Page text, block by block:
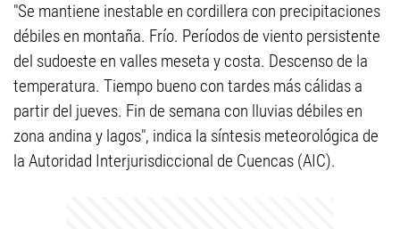
"Se mantiene inestable en cordillera con precipitaciones
débiles en montaña. Frío. Períodos de viento persistente
del sudoeste en valles meseta y costa. Descenso de la
temperatura. Tiempo bueno con tardes más cálidas a
partir del jueves. Fin de semana con lluvias débiles en
zona andina y lagos", indica la síntesis meteorológica de
la Autoridad Interjurisdiccional de Cuencas (AIC).